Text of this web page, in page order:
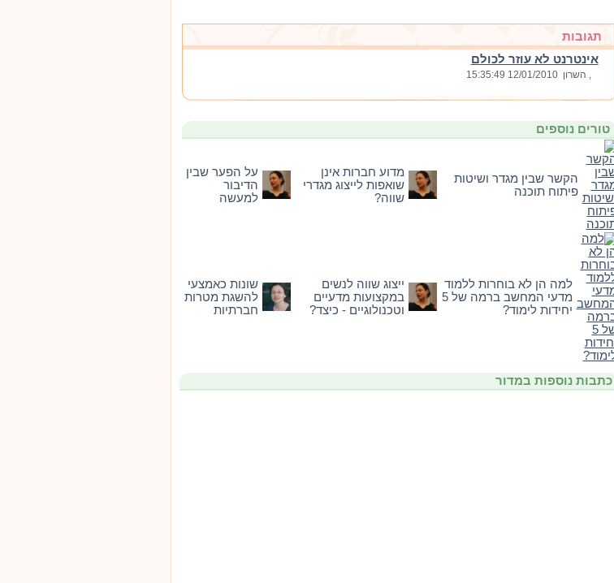
תגובות
אינטרנט לא עוזר לכולם
, השרון12/01/2010 15:35:49
טורים נוספים
הקשר שבין מגדר ושיטות
פיתוח תוכנה
מדוע חברות אינן
שואפות לייצוג מגדרי
שווה?
על הפער שבין
הדיבור
למעשה
למה הן לא בוחרות ללמוד
מדעי המחשב ברמה של 5
יחידות לימוד?
ייצוג שווה לנשים
במקצועות מדעיים
וטכנולוגיים - כיצד?
שונות כאמצעי
להשגת מטרות
חברתיות
כתבות נוספות במדור